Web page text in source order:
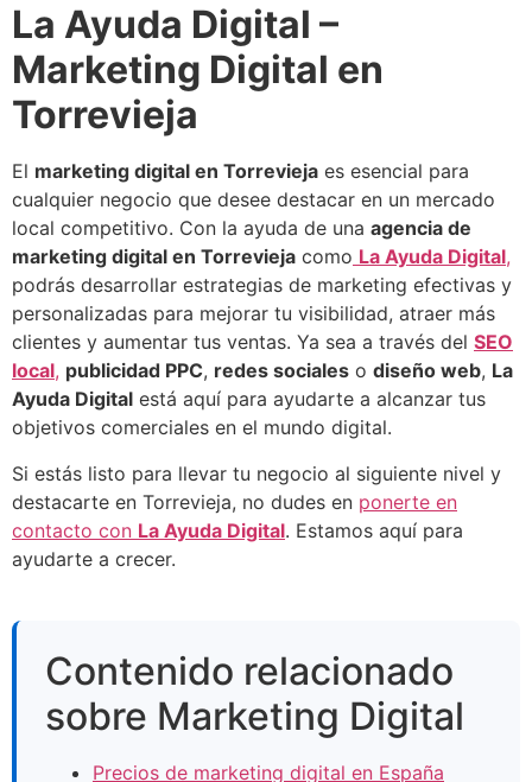
La Ayuda Digital –
Marketing Digital en
Torrevieja
El marketing digital en Torrevieja es esencial para
cualquier negocio que desee destacar en un mercado
local competitivo. Con la ayuda de una agencia de
marketing digital en Torrevieja como La Ayuda Digital,
podrás desarrollar estrategias de marketing efectivas y
personalizadas para mejorar tu visibilidad, atraer más
clientes y aumentar tus ventas. Ya sea a través del SEO
local, publicidad PPC, redes sociales o diseño web, La
Ayuda Digital está aquí para ayudarte a alcanzar tus
objetivos comerciales en el mundo digital.
Si estás listo para llevar tu negocio al siguiente nivel y
destacarte en Torrevieja, no dudes en ponerte en
contacto con La Ayuda Digital. Estamos aquí para
ayudarte a crecer.
Contenido relacionado
sobre Marketing Digital
Precios de marketing digital en España